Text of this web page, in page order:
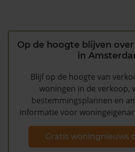
Op de hoogte blijven
in
Blijf op de hoogte van
woningen in de verkoop,
bestemmingsplannen en
informatie voor
Gratis woningnieuws